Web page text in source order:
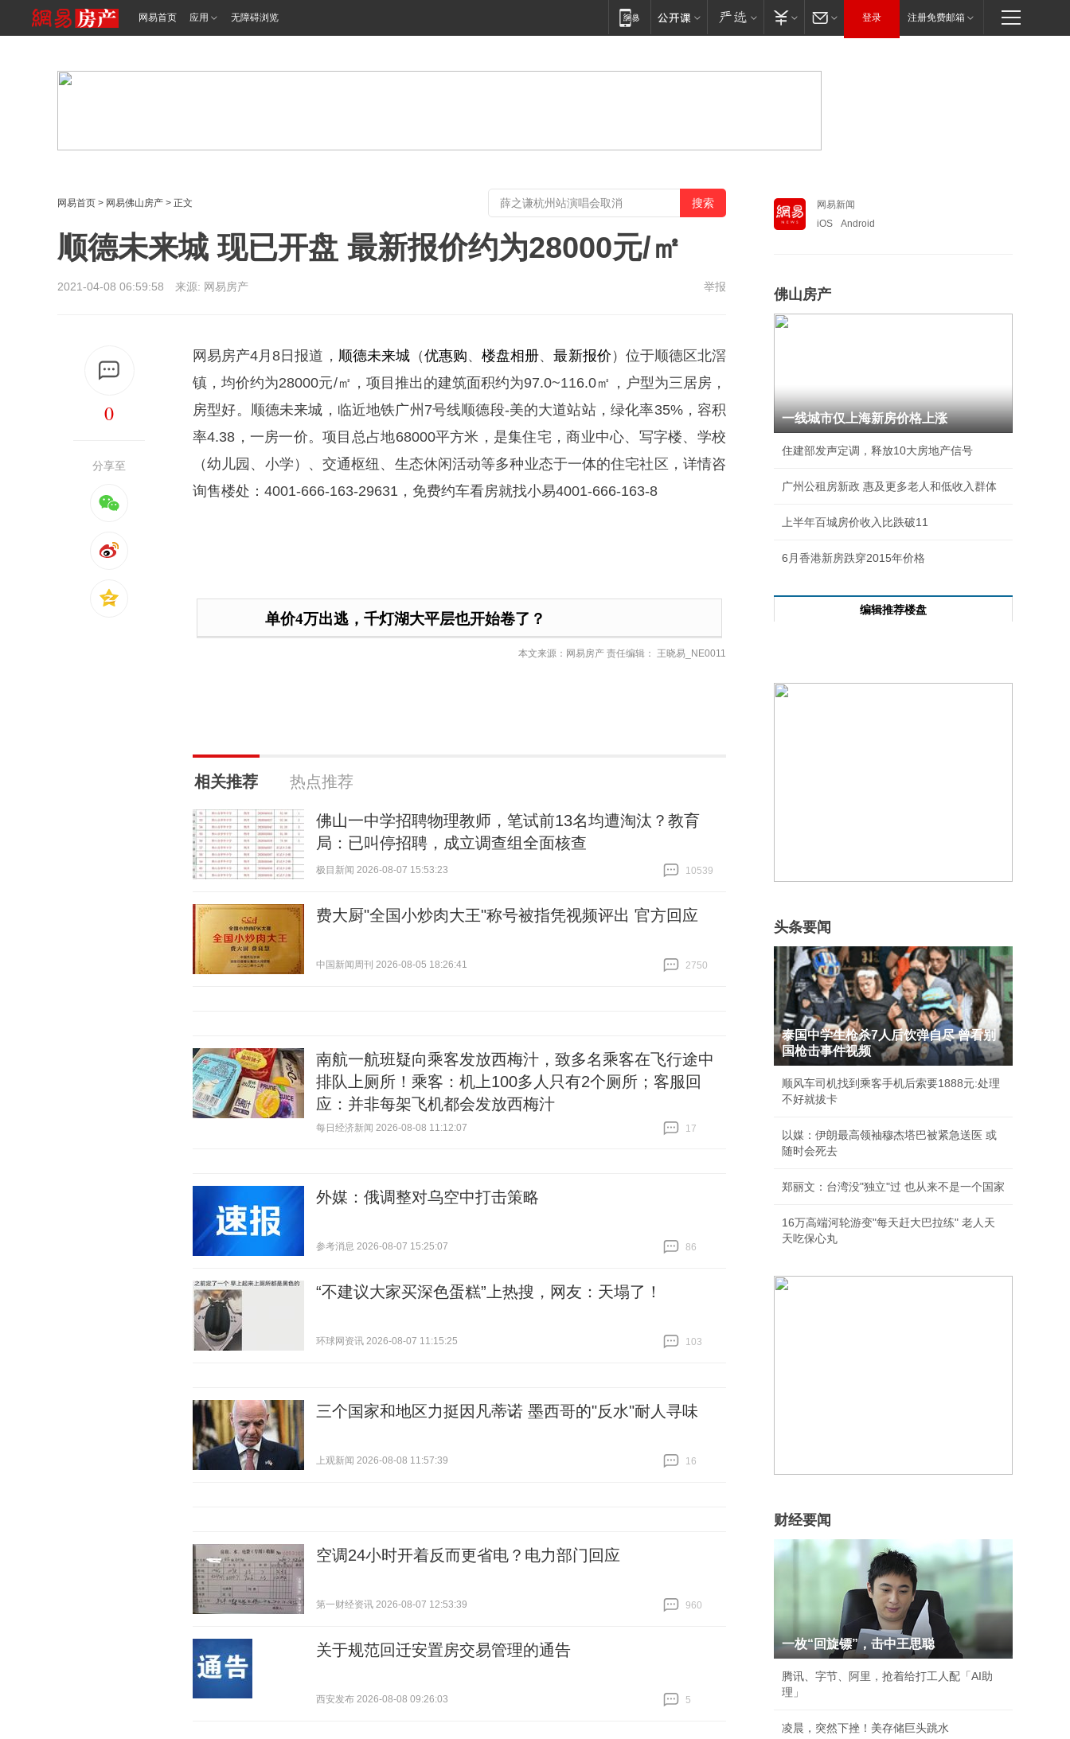
网易首页 应用 无障碍浏览 登录 注册免费邮箱
网易首页 > 网易佛山房产 > 正文
顺德未来城 现已开盘 最新报价约为28000元/㎡
2021-04-08 06:59:58 来源: 网易房产 举报
0
分享至
网易房产4月8日报道， 顺德未来城（优惠购、楼盘相册、最新报价 ）位于顺德区北滘
镇，均价约为28000元/㎡，项目推出的建筑面积约为97.0~116.0㎡，户型为三居房，
房型好。顺德未来城，临近地铁广州7号线顺德段-美的大道站站，绿化率35%，容积
率4.38，一房一价。项目总占地68000平方米，是集住宅，商业中心、写字楼、学校
（幼儿园、小学）、交通枢纽、生态休闲活动等多种业态于一体的住宅社区，详情咨
询售楼处：4001-666-163-29631，免费约车看房就找小易4001-666-163-8
单价4万出逃，千灯湖大平层也开始卷了？
本文来源：网易房产 责任编辑： 王晓易_NE0011
相关推荐 热点推荐
佛山一中学招聘物理教师，笔试前13名均遭淘汰？教育
局：已叫停招聘，成立调查组全面核查
极目新闻 2026-08-07 15:53:23
10539
费大厨"全国小炒肉大王"称号被指凭视频评出 官方回应
中国新闻周刊 2026-08-05 18:26:41
2750
南航一航班疑向乘客发放西梅汁，致多名乘客在飞行途中
排队上厕所！乘客：机上100多人只有2个厕所；客服回
应：并非每架飞机都会发放西梅汁
每日经济新闻 2026-08-08 11:12:07
17
外媒：俄调整对乌空中打击策略
参考消息 2026-08-07 15:25:07
86
“不建议大家买深色蛋糕”上热搜，网友：天塌了！
环球网资讯 2026-08-07 11:15:25
103
三个国家和地区力挺因凡蒂诺 墨西哥的"反水"耐人寻味
上观新闻 2026-08-08 11:57:39
16
空调24小时开着反而更省电？电力部门回应
第一财经资讯 2026-08-07 12:53:39
960
关于规范回迁安置房交易管理的通告
西安发布 2026-08-08 09:26:03
5
网易新闻
iOS
Android
佛山房产
一线城市仅上海新房价格上涨
住建部发声定调，释放10大房地产信号
广州公租房新政 惠及更多老人和低收入群体
上半年百城房价收入比跌破11
6月香港新房跌穿2015年价格
编辑推荐楼盘
头条要闻
泰国中学生枪杀7人后饮弹自尽 曾看别
国枪击事件视频
顺风车司机找到乘客手机后索要1888元:处理
不好就拔卡
以媒：伊朗最高领袖穆杰塔巴被紧急送医 或
随时会死去
郑丽文：台湾没"独立"过 也从来不是一个国家
16万高端河轮游变"每天赶大巴拉练" 老人天
天吃保心丸
财经要闻
一枚“回旋镖”，击中王思聪
腾讯、字节、阿里，抢着给打工人配「AI助
理」
凌晨，突然下挫！美存储巨头跳水